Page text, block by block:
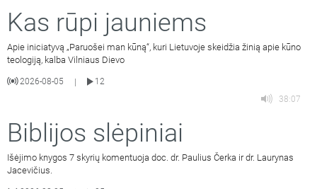
Kas rūpi jauniems
Apie iniciatyvą „Paruošei man kūną“, kuri Lietuvoje skeidžia žinią apie kūno
teologiją, kalba Vilniaus Dievo
2026-08-05 |
12
38:07
Biblijos slėpiniai
Išėjimo knygos 7 skyrių komentuoja doc. dr. Paulius Čerka ir dr. Laurynas
Jacevičius.